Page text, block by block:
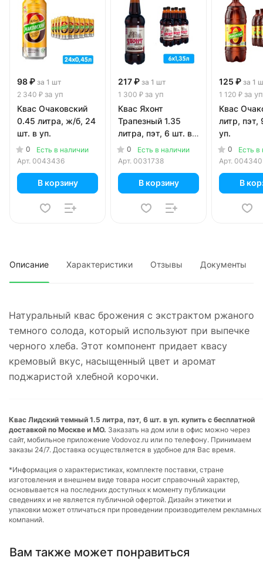
98 ₽ за 1 шт
2 340 ₽ за уп
Квас Очаковский
0.45 литра, ж/б, 24
шт. в уп.
0
Есть в наличии
Арт. 0043436
В корзину
217 ₽ за 1 шт
1 300 ₽ за уп
Квас Яхонт
Трапезный 1.35
литра, пэт, 6 шт. в
уп.0
Есть в наличии
Арт. 0031738
В корзину
125 ₽ за 1
1 120 ₽ за уп
Квас
литр, пэт,
уп.
0
Есть в
Арт.
В
Описание Характеристики Отзывы Документы
Натуральный квас брожения с экстрактом ржаного
темного солода, который используют при выпечке
черного хлеба. Этот компонент придает квасу
кремовый вкус, насыщенный цвет и аромат
поджаристой хлебной корочки.
Квас Лидский темный 1.5 литра, пэт, 6 шт. в уп. купить с бесплатной
доставкой по Москве и МО. Заказать на дом или в офис можно через
сайт, мобильное приложение Vodovoz.ru или по телефону. Принимаем
заказы 24/7. Доставка осуществляется в удобное для Вас время.
*Информация о характеристиках, комплекте поставки, стране
изготовления и внешнем виде товара носит справочный характер,
основывается на последних доступных к моменту публикации
сведениях и не является публичной офертой. Дизайн этикетки и
упаковки может отличаться при проведении производителем рекламных
компаний.
Вам также может понравиться